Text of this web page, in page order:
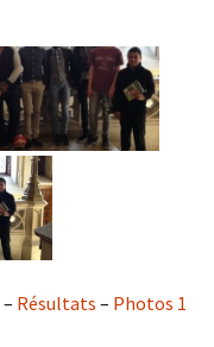
– Résultats – Photos 1